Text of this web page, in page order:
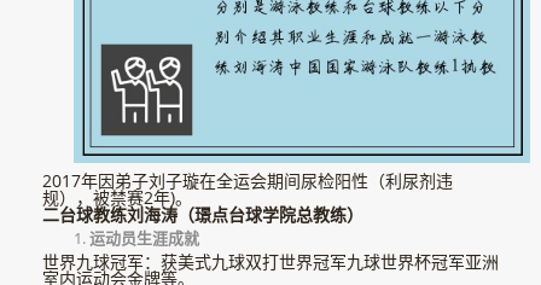
2017年因弟子刘子璇在全运会期间尿检阳性（利尿剂违
规），被禁赛2年)。
二台球教练刘海涛（璟点台球学院总教练）
1.运动员生涯成就
世界九球冠军：获美式九球双打世界冠军九球世界杯冠军亚洲
室内运动会金牌等。